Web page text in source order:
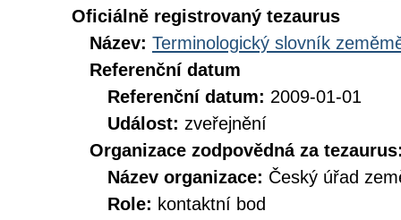
Oficiálně registrovaný tezaurus
Název: Terminologický slovník
Referenční datum
Referenční datum: 2009-01-01
Událost: zveřejnění
Organizace zodpovědná za
Název organizace: Český úřad
Role: kontaktní bod